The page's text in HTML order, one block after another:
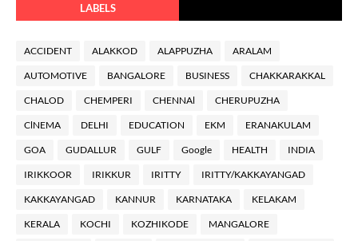
LABELS
ACCIDENT ALAKKOD ALAPPUZHA ARALAM
AUTOMOTIVE BANGALORE BUSINESS CHAKKARAKKAL
CHALOD CHEMPERI CHENNAl CHERUPUZHA
ClNEMA DELHI EDUCATION EKM ERANAKULAM
GOA GUDALLUR GULF Google HEALTH INDIA
IRIKKOOR IRIKKUR IRITTY IRITTY/KAKKAYANGAD
KAKKAYANGAD KANNUR KARNATAKA KELAKAM
KERALA KOCHI KOZHIKODE MANGALORE